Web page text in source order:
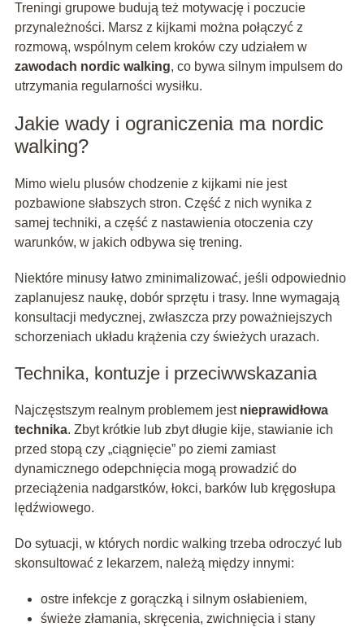
Treningi grupowe budują też motywację i poczucie
przynależności. Marsz z kijkami można połączyć z
rozmową, wspólnym celem kroków czy udziałem w
zawodach nordic walking, co bywa silnym impulsem do
utrzymania regularności wysiłku.
Jakie wady i ograniczenia ma nordic
walking?
Mimo wielu plusów chodzenie z kijkami nie jest
pozbawione słabszych stron. Część z nich wynika z
samej techniki, a część z nastawienia otoczenia czy
warunków, w jakich odbywa się trening.
Niektóre minusy łatwo zminimalizować, jeśli odpowiednio
zaplanujesz naukę, dobór sprzętu i trasy. Inne wymagają
konsultacji medycznej, zwłaszcza przy poważniejszych
schorzeniach układu krążenia czy świeżych urazach.
Technika, kontuzje i przeciwwskazania
Najczęstszym realnym problemem jest nieprawidłowa
technika. Zbyt krótkie lub zbyt długie kije, stawianie ich
przed stopą czy „ciągnięcie” po ziemi zamiast
dynamicznego odepchnięcia mogą prowadzić do
przeciążenia nadgarstków, łokci, barków lub kręgosłupa
lędźwiowego.
Do sytuacji, w których nordic walking trzeba odroczyć lub
skonsultować z lekarzem, należą między innymi:
ostre infekcje z gorączką i silnym osłabieniem,
świeże złamania, skręcenia, zwichnięcia i stany